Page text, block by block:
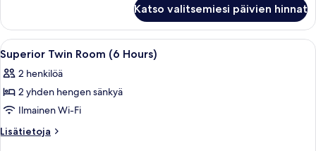
kuvat
Room
(12
Hours)
Katso valitsemiesi päivien hinnat
Avaa
kaikki
huonetyypin
Superior
Twin
Room
Moderni kylpyhuone, jossa on
3
Superior Twin Room (6 Hours)
2 henkilöä
2 yhden hengen sänkyä
Ilmainen Wi-Fi
Lisätietoja
Lisätietoja